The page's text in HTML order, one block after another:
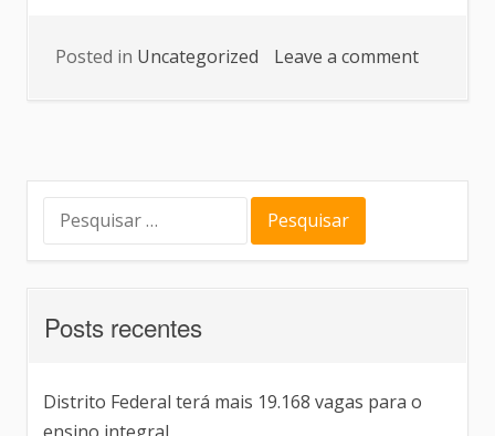
Posted in Uncategorized Leave a comment
Posts recentes
Distrito Federal terá mais 19.168 vagas para o